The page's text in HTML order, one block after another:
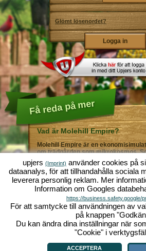
Glömt lösenordet?
Få reda på mer
Vad är Molehill Empire?
Molehill Empire är en
om trädgården som mikrokosmos.
webbläsarspel fungerar det i din
ytterligare nedladdningar eller
rollen som trädgårdsmästare skapar
paradis. Plantera! Vattna! Skörda!
möjliga olika grönsaker och frukter:
jordgubbar - eller kanske hellre
Gurka och broccoli? Äsch - varför
trädgårdsland med lite av varje!?
Grönadal och Metropola för att
spelare. Köp nya, spännande grödor
örtagården en extra krydda med
trädgårdsdekorationer. Uppfyll dina
och var alltid mån om god
Vad är Molehill Empire?|Bakgrund|Funktioner|
Hantera Cookies
upjers (Imprint) använder cookies på
dataanalys, för att tillhandahålla sociala
leverera personlig reklam. Mer
Information om Googles
https://business.safety.google/
För att samtycke till användningen av
på knappen
Du kan ändra dina inställningar när
"Cookie" i
ACCEPTERA